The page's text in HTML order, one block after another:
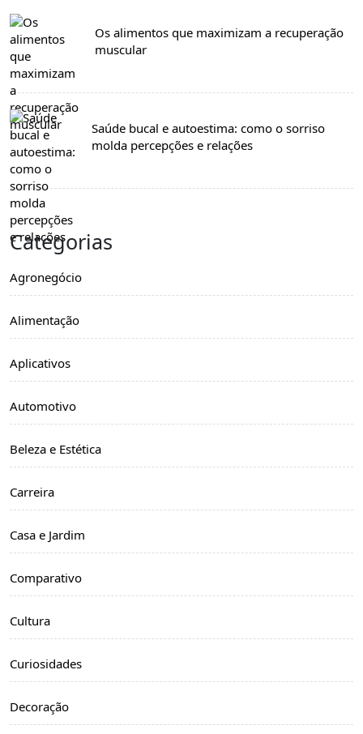
Os alimentos que maximizam a recuperação
muscular
Saúde bucal e autoestima: como o sorriso
molda percepções e relações
Categorias
Agronegócio
Alimentação
Aplicativos
Automotivo
Beleza e Estética
Carreira
Casa e Jardim
Comparativo
Cultura
Curiosidades
Decoração